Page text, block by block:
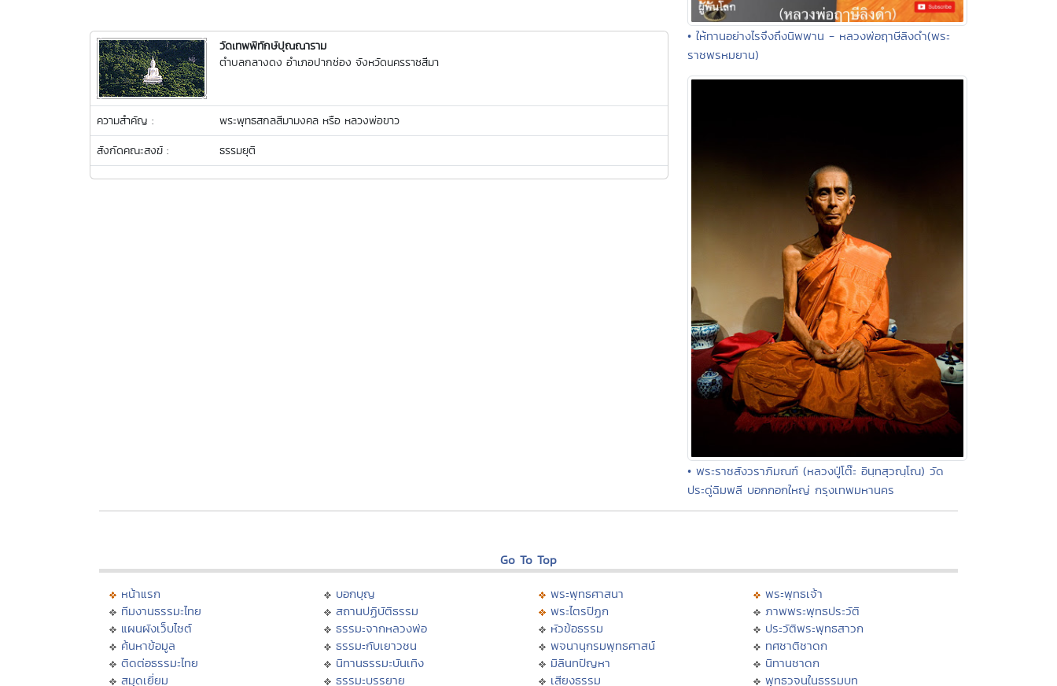
วัดเทพพิทักษ์ปุณณาราม
ตำบลกลางดง อำเภอปากช่อง จังหวัดนครราชสีมา
ความสำคัญ :
พระพุทธสกลสีมามงคล หรือ หลวงพ่อขาว
สังกัดคณะสงฆ์ :
ธรรมยุติ
• ให้ทานอย่างไรจึงถึงนิพพาน - หลวงพ่อฤาษีลิงดำ(พระ
ราชพรหมยาน)
• พระราชสังวราภิมณฑ์ (หลวงปู่โต๊ะ อินฺทสุวณฺโณ) วัด
ประดู่ฉิมพลี บอกกอกใหญ่ กรุงเทพมหานคร
Go To Top
หน้าแรก
ทีมงานธรรมะไทย
แผนผังเว็บไซต์
ค้นหาข้อมูล
ติดต่อธรรมะไทย
สมุดเยี่ยม
บอกบุญ
สถานปฏิบัติธรรม
ธรรมะจากหลวงพ่อ
ธรรมะกับเยาวชน
นิทานธรรมะบันเทิง
ธรรมะบรรยาย
พระพุทธศาสนา
พระไตรปิฏก
หัวข้อธรรม
พจนานุกรมพุทธศาสน์
มิลินทปัญหา
เสียงธรรม
พระพุทธเจ้า
ภาพพระพุทธประวัติ
ประวัติพระพุทธสาวก
ทศชาติชาดก
นิทานชาดก
พุทธวจนในธรรมบท